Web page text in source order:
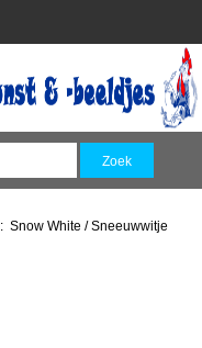
Snow White / Sneeuwwitje